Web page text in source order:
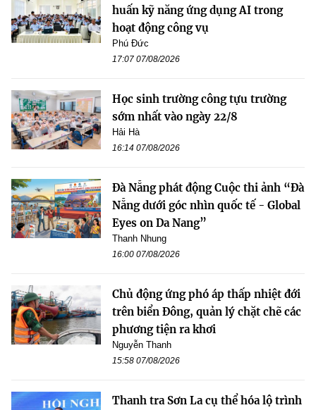
huấn kỹ năng ứng dụng AI trong
hoạt động công vụ
Phú Đức
17:07 07/08/2026
Học sinh trường công tựu trường
sớm nhất vào ngày 22/8
Hải Hà
16:14 07/08/2026
Đà Nẵng phát động Cuộc thi ảnh “Đà
Nẵng dưới góc nhìn quốc tế - Global
Eyes on Da Nang”
Thanh Nhung
16:00 07/08/2026
Chủ động ứng phó áp thấp nhiệt đới
trên biển Đông, quản lý chặt chẽ các
phương tiện ra khơi
Nguyễn Thanh
15:58 07/08/2026
Thanh tra Sơn La cụ thể hóa lộ trình